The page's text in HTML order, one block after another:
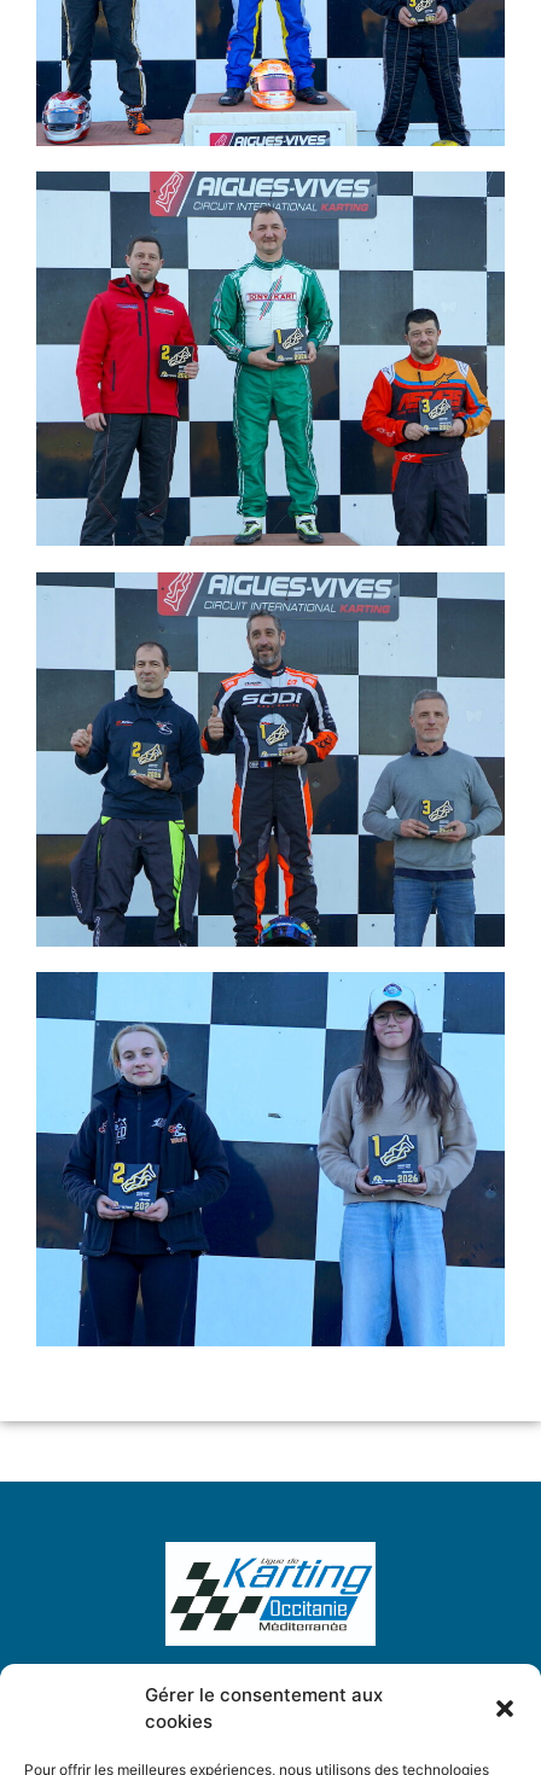
Gérer le consentement aux
cookies
Pour offrir les meilleures expériences, nous utilisons des technologies
Ligue de Karting Occitanie Méditerranée